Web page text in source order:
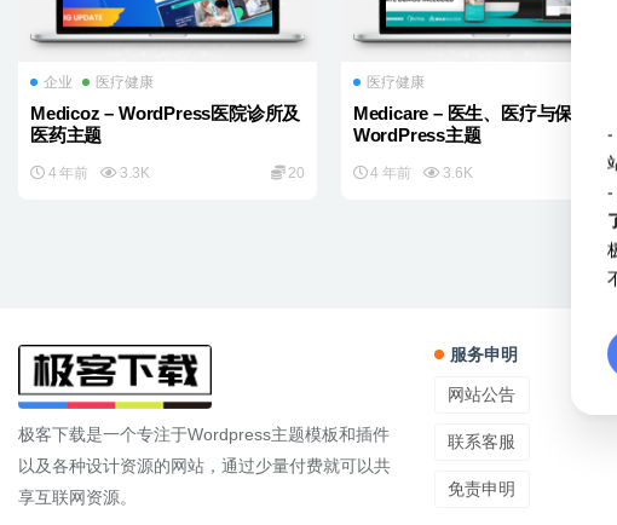
企业 医疗健康
Medicoz – WordPress医院诊所及
医药主题
4 年前 3.3K 20
医疗健康
Medicare – 医生、医疗与保健
WordPress主题
4 年前 3.6K
极客下载是一个专注于Wordpress主题模板和插件
以及各种设计资源的网站，通过少量付费就可以共
享互联网资源。
服务申明
网站公告
联系客服
免责申明
-
-